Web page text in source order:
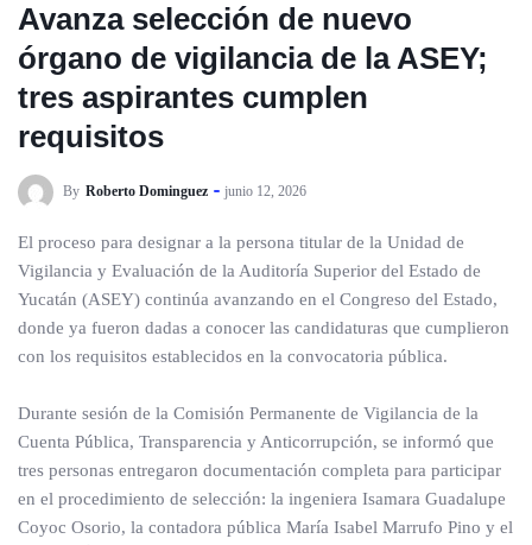
Avanza selección de nuevo
órgano de vigilancia de la ASEY;
tres aspirantes cumplen
requisitos
By Roberto Dominguez junio 12, 2026
El proceso para designar a la persona titular de la Unidad de
Vigilancia y Evaluación de la Auditoría Superior del Estado de
Yucatán (ASEY) continúa avanzando en el Congreso del Estado,
donde ya fueron dadas a conocer las candidaturas que cumplieron
con los requisitos establecidos en la convocatoria pública.
Durante sesión de la Comisión Permanente de Vigilancia de la
Cuenta Pública, Transparencia y Anticorrupción, se informó que
tres personas entregaron documentación completa para participar
en el procedimiento de selección: la ingeniera Isamara Guadalupe
Coyoc Osorio, la contadora pública María Isabel Marrufo Pino y el